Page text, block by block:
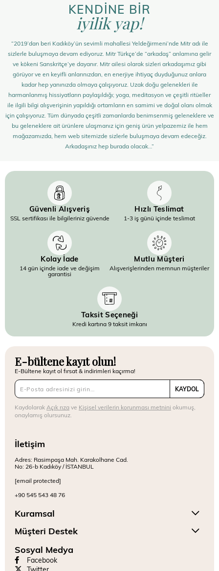
KENDİNE BİR
iyilik yap!
“2019’dan beri Kadıköy’ün sevimli mahallesi Yeldeğirmeni’nde Mitr adı ile
sizlerle buluşmaya devam ediyoruz. Mitr Türkçe’de “arkadaş” anlamına gelir
ve kökeni Sanskritçe’ye dayanır. Mitr ailesi olarak sizleri arkadaşımız gibi
görüyor ve en keyifli anlarınızdan, en enerjiye ihtiyaç duyduğunuz anlara
kadar hep yanınızda olmaya çalışıyoruz. Uzak doğu gelenekleri ile
harmanlanmış hissiyatların paylaşıldığı; yoga, meditasyon ve çeşitli ritüeller
ile ilgili bilgi alışverişinin yapıldığı ortamların en samimi ve doğal olanı olmak
için çalışıyoruz. Tüm dünyada çeşitli zamanlarda benimsenmiş geleneklere ve
bu geleneklere ait ürünlere ulaşmanız için geniş ürün yelpazemiz ile hem
mağazamızda, hem web sitemizde sizlerle buluşmaya devam edeceğiz.
Arkadaşınız hep burada olacak…”
Güvenli Alışveriş
SSL sertifikası ile bilgileriniz güvende
Hızlı Teslimat
1-3 iş günü içinde teslimat
Kolay İade
14 gün içinde iade ve değişim
garantisi
Mutlu Müşteri
Alışverişlerinden memnun müşteriler
Taksit Seçeneği
Kredi kartına 9 taksit imkanı
E-bültene kayıt olun!
E-Bültene kayıt ol fırsat & indirimleri kaçırma!
KAYDOL
Kaydolarak Açık rızave Kişisel verilerin korunması metnini okumuş,
onaylamış olursunuz.
İletişim
Adres: Rasimpaşa Mah. Karakolhane Cad.
No: 26-b Kadıköy / İSTANBUL
[email protected]
+90 545 543 48 76
Kuramsal
Müşteri Destek
Sosyal Medya
Facebook
Twitter